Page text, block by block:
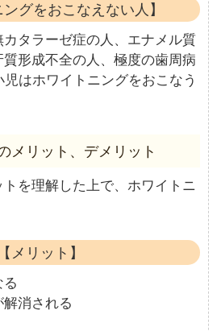
ングをおこなえない人】
タラーゼ症の人、エナメル質
形成不全の人、極度の歯周病
はホワイトニングをおこなう
メリット、デメリット
を理解した上で、ホワイトニ
【メリット】
る
解消される